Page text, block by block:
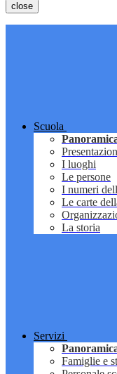
close
Scuola
I luoghi
Le persone
I numeri
Le carte
La storia
Servizi
Famiglie e